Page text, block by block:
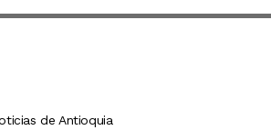
de Antioquia